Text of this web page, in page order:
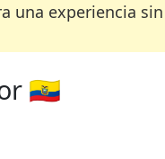
una experiencia
🇪🇨